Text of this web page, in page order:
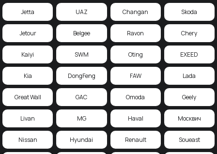
Jetta UAZ Changan Skoda
Jetour Belgee Ravon Chery
Kaiyi SWM Oting EXEED
Kia DongFeng FAW Lada
Great Wall GAC Omoda Geely
Livan MG Haval Москвич
Nissan Hyundai Renault Soueast